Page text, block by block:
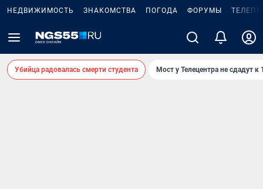
НЕДВИЖИМОСТЬ ЗНАКОМСТВА ПОГОДА ФОРУМЫ
Убийца радовалась смерти студента Мост у Телецентра не сдадут к